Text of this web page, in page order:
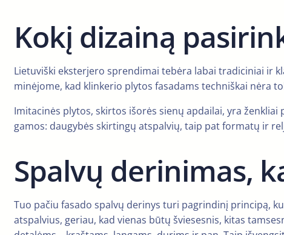
Kokį dizainą
Lietuviški eksterjero sprendimai tebėra labai tradiciniai ir
minėjome, kad klinkerio plytos fasadams techniškai nėra
Imitacinės plytos, skirtos išorės sienų apdailai, yra
gamos: daugybės skirtingų atspalvių, taip pat formatų ir
Spalvų derinimas,
Tuo pačiu fasado spalvų derinys turi pagrindinį principą,
atspalvius, geriau, kad vienas būtų šviesesnis, kitas